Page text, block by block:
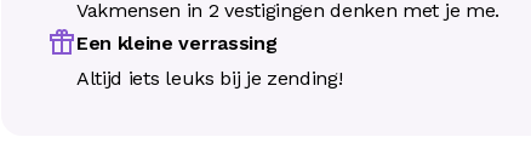
Vakmensen in 2 vestigingen denken met je me.
Een kleine verrassing
Altijd iets leuks bij je zending!